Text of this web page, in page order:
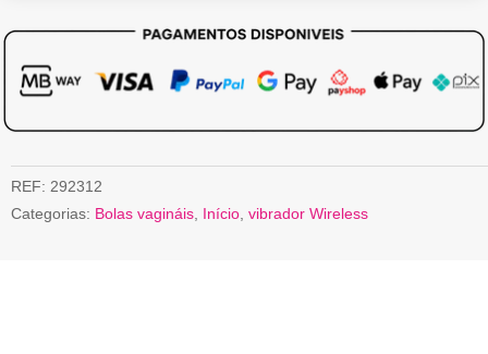
REF: 292312
Categorias: Bolas vagináis Início vibrador Wireless